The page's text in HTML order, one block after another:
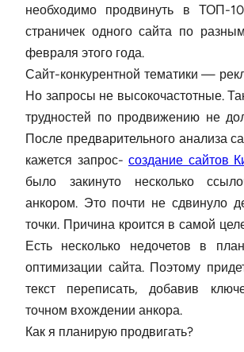
необходимо продвинуть в ТОП-
страничек одного сайта по
февраля этого года.
Сайт-конкурентной тематики —
Но запросы не высокочастотные.
трудностей по продвижению не
После предварительного анализа
кажется запрос- создание сайтов
было закинуто несколько
анкором. Это почти не сдвинуло
точки. Причина кроится в самой
Есть несколько недочетов в
оптимизации сайта. Поэтому
текст переписать, добавив
точном вхождении анкора.
Как я планирую продвигать?